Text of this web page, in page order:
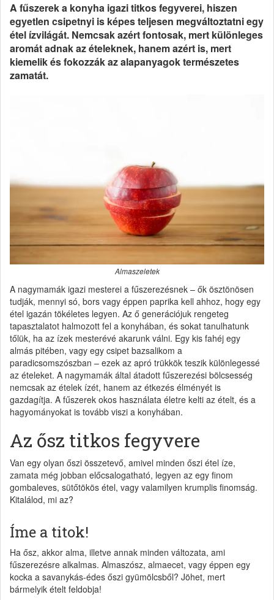
A fűszerek a konyha igazi titkos fegyverei, hiszen
egyetlen csipetnyi is képes teljesen megváltoztatni egy
étel ízvilágát. Nemcsak azért fontosak, mert különleges
aromát adnak az ételeknek, hanem azért is, mert
kiemelik és fokozzák az alapanyagok természetes
zamatát.
Almaszeletek
A nagymamák igazi mesterei a fűszerezésnek – ők ösztönösen
tudják, mennyi só, bors vagy éppen paprika kell ahhoz, hogy egy
étel igazán tökéletes legyen. Az ő generációjuk rengeteg
tapasztalatot halmozott fel a konyhában, és sokat tanulhatunk
tőlük, ha az ízek mesterévé akarunk válni. Egy kis fahéj egy
almás pitében, vagy egy csipet bazsalikom a
paradicsomszószban – ezek az apró trükkök teszik különlegessé
az ételeket. A nagymamák által átadott fűszerezési bölcsesség
nemcsak az ételek ízét, hanem az étkezés élményét is
gazdagítja. A fűszerek okos használata életre kelti az ételt, és a
hagyományokat is tovább viszi a konyhában.
Az ősz titkos fegyvere
Van egy olyan őszi összetevő, amivel minden őszi étel íze,
zamata még jobban előcsalogatható, legyen az egy finom
gombaleves, sütőtökös étel, vagy valamilyen krumplis finomság.
Kitalálod, mi az?
Íme a titok!
Ha ősz, akkor alma, illetve annak minden változata, ami
fűszerezésre alkalmas. Almaszósz, almaecet, vagy éppen egy
kocka a savanykás-édes őszi gyümölcsből? Jöhet, mert
bármelyik ételt feldobja!